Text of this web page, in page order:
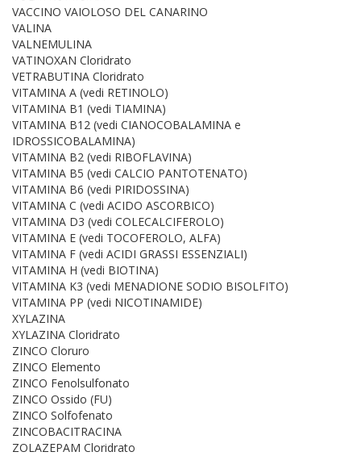
VACCINO VAIOLOSO DEL CANARINO
VALINA
VALNEMULINA
VATINOXAN Cloridrato
VETRABUTINA Cloridrato
VITAMINA A (vedi RETINOLO)
VITAMINA B1 (vedi TIAMINA)
VITAMINA B12 (vedi CIANOCOBALAMINA e
IDROSSICOBALAMINA)
VITAMINA B2 (vedi RIBOFLAVINA)
VITAMINA B5 (vedi CALCIO PANTOTENATO)
VITAMINA B6 (vedi PIRIDOSSINA)
VITAMINA C (vedi ACIDO ASCORBICO)
VITAMINA D3 (vedi COLECALCIFEROLO)
VITAMINA E (vedi TOCOFEROLO, ALFA)
VITAMINA F (vedi ACIDI GRASSI ESSENZIALI)
VITAMINA H (vedi BIOTINA)
VITAMINA K3 (vedi MENADIONE SODIO BISOLFITO)
VITAMINA PP (vedi NICOTINAMIDE)
XYLAZINA
XYLAZINA Cloridrato
ZINCO Cloruro
ZINCO Elemento
ZINCO Fenolsulfonato
ZINCO Ossido (FU)
ZINCO Solfofenato
ZINCOBACITRACINA
ZOLAZEPAM Cloridrato